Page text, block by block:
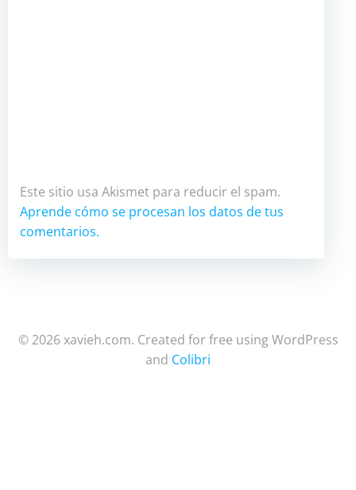
Este sitio usa Akismet para reducir el spam.
Aprende cómo se procesan los datos de tus
comentarios.
© 2026 xavieh.com. Created for free using WordPress
and Colibri